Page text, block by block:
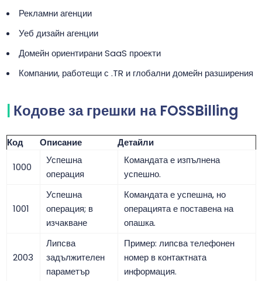
Рекламни агенции
Уеб дизайн агенции
Домейн ориентирани SaaS проекти
Компании, работещи с .TR и глобални домейн разширения
Кодове за грешки на FOSSBilling
Код Описание
Детайли
1000
Успешна
операция
Командата е изпълнена
успешно.
1001
Успешна
операция; в
изчакване
Командата е успешна, но
операцията е поставена на
опашка.
2003
Липсва
задължителен
параметър
Пример: липсва телефонен
номер в контактната
информация.